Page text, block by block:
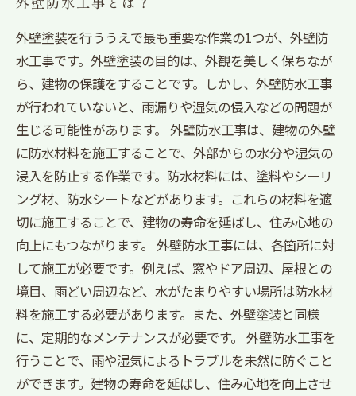
外壁塗装を行ううえで最も重要な作業の1つが、外壁防
水工事です。外壁塗装の目的は、外観を美しく保ちなが
ら、建物の保護をすることです。しかし、外壁防水工事
が行われていないと、雨漏りや湿気の侵入などの問題が
生じる可能性があります。 外壁防水工事は、建物の外壁
に防水材料を施工することで、外部からの水分や湿気の
浸入を防止する作業です。防水材料には、塗料やシーリ
ング材、防水シートなどがあります。これらの材料を適
切に施工することで、建物の寿命を延ばし、住み心地の
向上にもつながります。 外壁防水工事には、各箇所に対
して施工が必要です。例えば、窓やドア周辺、屋根との
境目、雨どい周辺など、水がたまりやすい場所は防水材
料を施工する必要があります。また、外壁塗装と同様
に、定期的なメンテナンスが必要です。 外壁防水工事を
行うことで、雨や湿気によるトラブルを未然に防ぐこと
ができます。建物の寿命を延ばし、住み心地を向上させ